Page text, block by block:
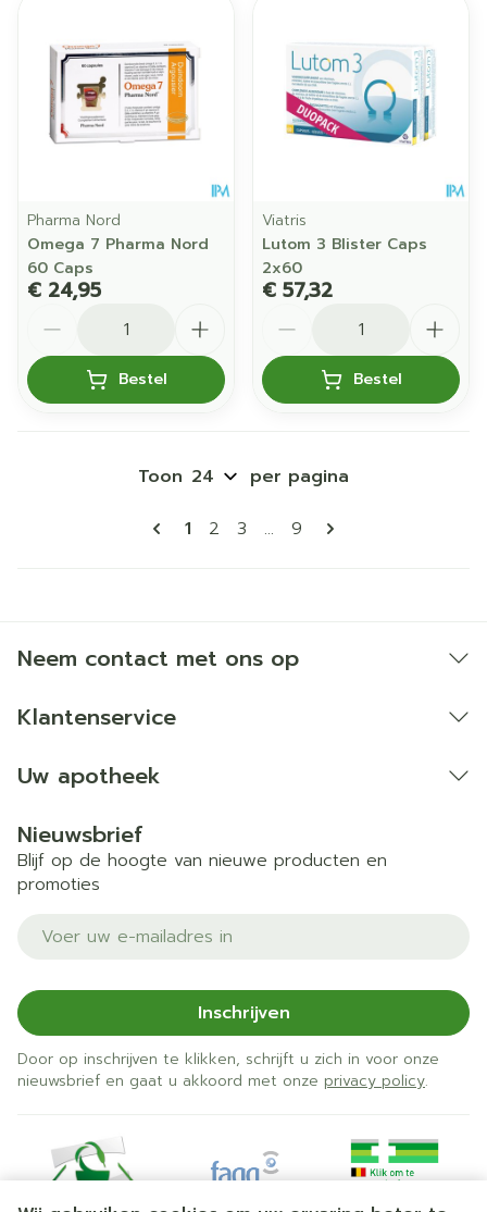
Pharma Nord
Omega 7 Pharma Nord
60 Caps
€ 24,95
Bestel
Viatris
Lutom 3 Blister Caps
2x60
€ 57,32
Bestel
Pagina's
U lees momenteel pagina
1 Pagina
2 Pagina
3 ... Pagina
9
Toon per pagina
Neem contact met ons op
Klantenservice
Uw apotheek
Nieuwsbrief
Blijf op de hoogte van nieuwe producten en
promoties
E-mail adres
Inschrijven
Door op inschrijven te klikken, schrijft u zich in voor onze
nieuwsbrief en gaat u akkoord met onze privacy policy.